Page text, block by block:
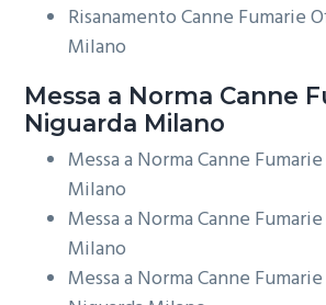
Risanamento Canne Fumarie
Milano
Messa a Norma Canne
Niguarda Milano
Messa a Norma Canne
Milano
Messa a Norma Canne
Milano
Messa a Norma Canne